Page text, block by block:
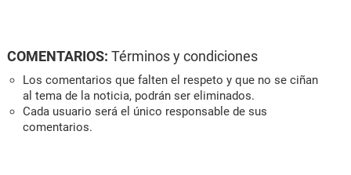
COMENTARIOS: Términos y condiciones
Los comentarios que falten el respeto y que no se ciñan
al tema de la noticia, podrán ser eliminados.
Cada usuario será el único responsable de sus
comentarios.